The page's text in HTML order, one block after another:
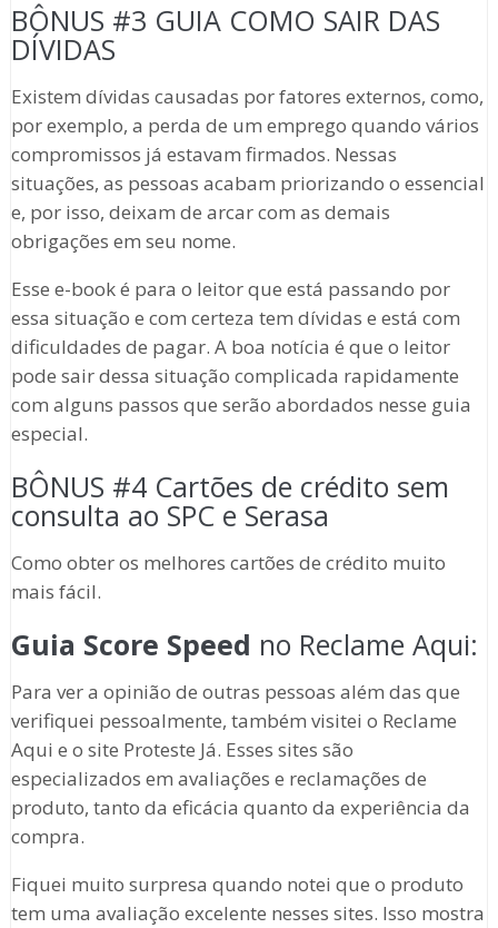
BÔNUS #3 GUIA COMO SAIR DAS
DÍVIDAS
Existem dívidas causadas por fatores externos, como,
por exemplo, a perda de um emprego quando vários
compromissos já estavam firmados. Nessas
situações, as pessoas acabam priorizando o essencial
e, por isso, deixam de arcar com as demais
obrigações em seu nome.
Esse e-book é para o leitor que está passando por
essa situação e com certeza tem dívidas e está com
dificuldades de pagar. A boa notícia é que o leitor
pode sair dessa situação complicada rapidamente
com alguns passos que serão abordados nesse guia
especial.
BÔNUS #4 Cartões de crédito sem
consulta ao SPC e Serasa
Como obter os melhores cartões de crédito muito
mais fácil.
Guia Score Speed no Reclame Aqui:
Para ver a opinião de outras pessoas além das que
verifiquei pessoalmente, também visitei o Reclame
Aqui e o site Proteste Já. Esses sites são
especializados em avaliações e reclamações de
produto, tanto da eficácia quanto da experiência da
compra.
Fiquei muito surpresa quando notei que o produto
tem uma avaliação excelente nesses sites. Isso mostra